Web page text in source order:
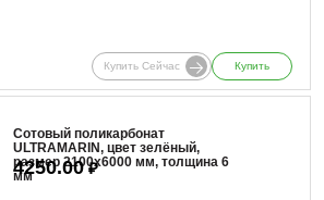
Купить Сейчас Купить
Сотовый поликарбонат
ULTRAMARIN, цвет зелёный,
размер 2100x6000 мм, толщина 6
мм
4250.00₽